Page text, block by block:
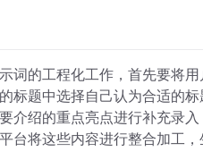
词的工程化工作，首先要将
标题中选择自己认为合适的
介绍的重点亮点进行补充录
台将这些内容进行整合加工